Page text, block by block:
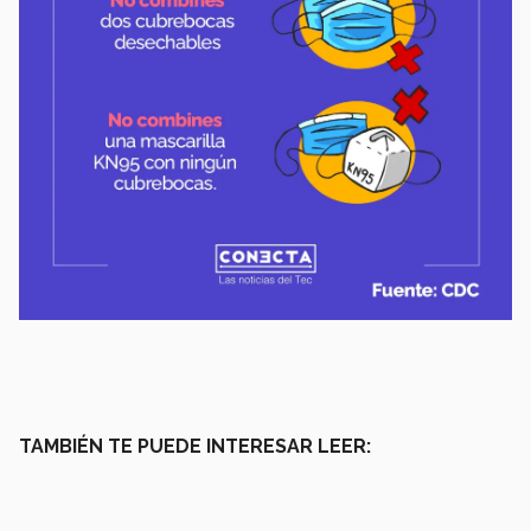
TAMBIÉN TE PUEDE INTERESAR LEER: